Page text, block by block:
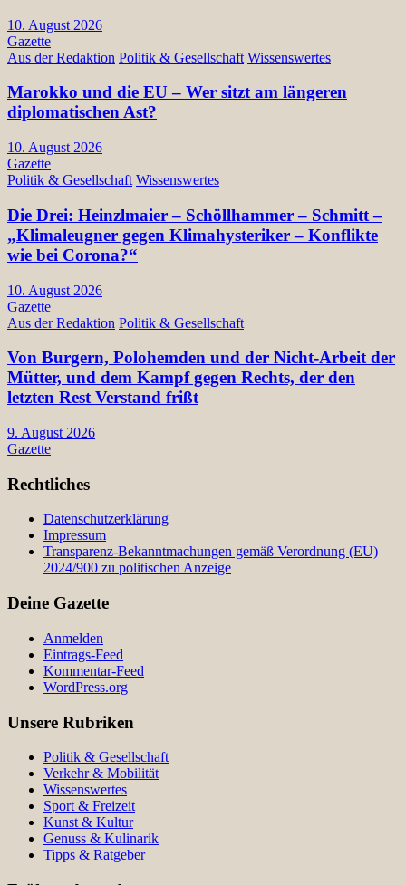
10. August 2026
Gazette
Aus der Redaktion Politik & Gesellschaft Wissenswertes
Marokko und die EU – Wer sitzt am längeren
diplomatischen Ast?
10. August 2026
Gazette
Politik & Gesellschaft Wissenswertes
Die Drei: Heinzlmaier – Schöllhammer – Schmitt –
„Klimaleugner gegen Klimahysteriker – Konflikte
wie bei Corona?“
10. August 2026
Gazette
Aus der Redaktion Politik & Gesellschaft
Von Burgern, Polohemden und der Nicht-Arbeit der
Mütter, und dem Kampf gegen Rechts, der den
letzten Rest Verstand frißt
9. August 2026
Gazette
Rechtliches
Datenschutzerklärung
Impressum
Transparenz-Bekanntmachungen gemäß Verordnung (EU)
2024/900 zu politischen Anzeige
Deine Gazette
Anmelden
Eintrags-Feed
Kommentar-Feed
WordPress.org
Unsere Rubriken
Politik & Gesellschaft
Verkehr & Mobilität
Wissenswertes
Sport & Freizeit
Kunst & Kultur
Genuss & Kulinarik
Tipps & Ratgeber